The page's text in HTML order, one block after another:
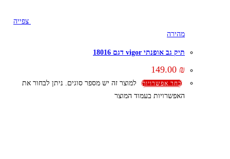
צפייה
מהירה
תיק גב אופנתי vigor דגם 18016
149.00 ₪
בחר אפשרויות
למוצר זה יש מספר סוגים. ניתן לבחור את
האפשרויות בעמוד המוצר